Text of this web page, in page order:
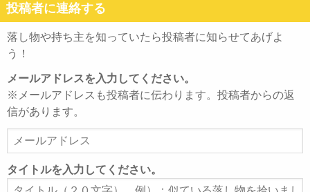
投稿者に連絡する
落し物や持ち主を知っていたら投稿者に知らせてあげよ
う！
メールアドレスを入力してください。
※メールアドレスも投稿者に伝わります。投稿者からの返
信があります。
ー
ル
ア
タイトルを入力してください。
タ